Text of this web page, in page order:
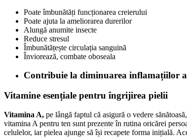
Poate îmbunătăți funcționarea creierului
Poate ajuta la ameliorarea durerilor
Alungă anumite insecte
Reduce stresul
Îmbunătățește circulația sanguină
Înviorează, combate oboseala
Contribuie la diminuarea inflamațiilor
Vitamine esențiale pentru îngrijirea pielii
Vitamina A, pe lângă faptul că asigură o vedere
vitamina A pentru ten sunt prezente în rutina oricărei
celulelor, iar pielea ajunge să își recapete forma inițială.